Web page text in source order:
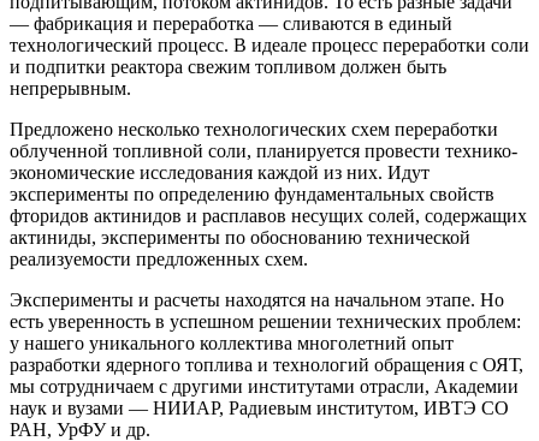
— ​фабрикация и переработка — ​сливаются в единый
технологический процесс. В идеале процесс переработки соли
и подпитки реактора свежим топливом должен быть
непрерывным.
Предложено несколько технологических схем переработки
облученной топливной соли, планируется провести технико-
экономические исследования каждой из них. Идут
эксперименты по определению фундаментальных свойств
фторидов актинидов и расплавов несущих солей, содержащих
актиниды, эксперименты по обоснованию технической
реализуемости предложенных схем.
Эксперименты и расчеты находятся на начальном этапе. Но
есть уверенность в успешном решении технических проблем:
у нашего уникального коллектива многолетний опыт
разработки ядерного топлива и технологий обращения с ОЯТ,
мы сотрудничаем с другими институтами отрасли, Академии
наук и вузами — ​НИИАР, Радиевым институтом, ИВТЭ СО
РАН, УрФУ и др.